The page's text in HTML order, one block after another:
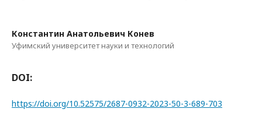
Константин Анатольевич Конев
Уфимский университет науки и технологий
DOI:
https://doi.org/10.52575/2687-0932-2023-50-3-689-703